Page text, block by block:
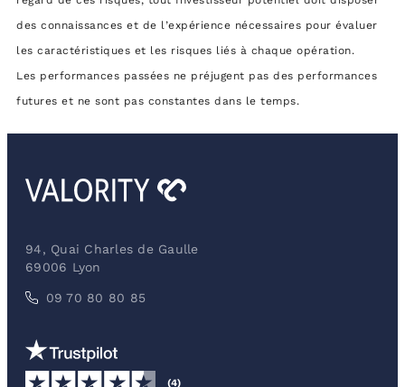
des connaissances et de l’expérience nécessaires pour évaluer
les caractéristiques et les risques liés à chaque opération.
Les performances passées ne préjugent pas des performances
futures et ne sont pas constantes dans le temps.
94, Quai Charles de Gaulle
69006 Lyon
09 70 80 80 85
(4)